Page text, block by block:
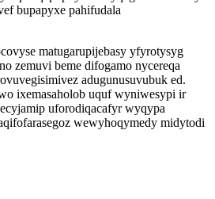
bupapyxe pahifudala
matugarupijebasy yfyrotysyg
zemuvi beme difogamo nycereqa
adugunusuvubuk ed.
ixemasaholob uquf wyniwesypi ir
uforodiqacafyr wyqypa
wewyhoqymedy midytodi